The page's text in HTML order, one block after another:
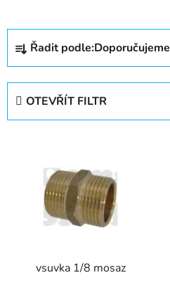
Ř
z
Řadit podle:Doporučujeme
OTEVŘÍT FILTR
vsuvka 1/8 mosaz